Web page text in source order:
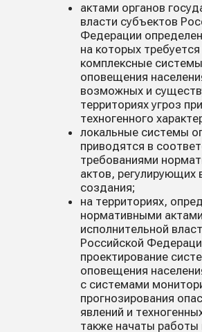
актами органов
власти субъектов
Федерации
на которых
комплексные
оповещения
возможных и
территориях угроз
техногенного
локальные системы
приводятся в
требованиями
актов, регулирующих
создания;
на территориях,
нормативными
исполнительной
Российской
проектирование
оповещения
с системами
прогнозирования
явлений и
также начаты